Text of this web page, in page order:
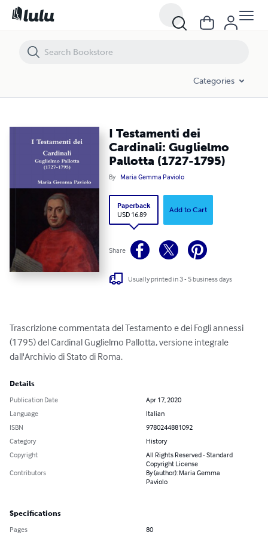
Categories
I Testamenti dei
Cardinali: Guglielmo
Pallotta (1727-1795)
By Maria Gemma Paviolo
Paperback
USD 16.89
Add to Cart
Share
Usually printed in 3 - 5 business days
Trascrizione commentata del Testamento e dei Fogli annessi
(1795) del Cardinal Guglielmo Pallotta, versione integrale
dall'Archivio di Stato di Roma.
Details
Publication Date
Apr 17, 2020
Language
Italian
ISBN
9780244881092
Category
History
Copyright
All Rights Reserved - Standard
Copyright License
Contributors
By (author): Maria Gemma
Paviolo
Specifications
Pages
80
I Testamenti dei Cardinali: Guglielmo Pallotta (1727-1795)